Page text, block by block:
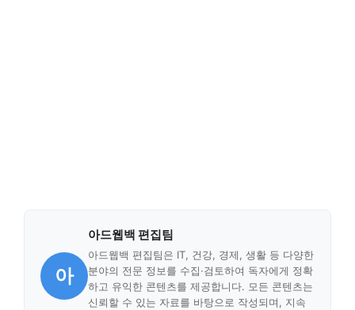
아
아드웹백 편집팀
아드웹백 편집팀은 IT, 건강, 경제, 생활 등 다양한
분야의 전문 정보를 수집·검토하여 독자에게 정확
하고 유익한 콘텐츠를 제공합니다. 모든 콘텐츠는
신뢰할 수 있는 자료를 바탕으로 작성되며, 지속